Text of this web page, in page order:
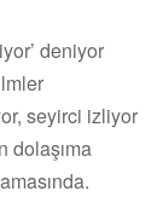
deniyor
seyirci izliyor
dolaşıma